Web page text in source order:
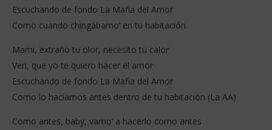
Escuchando de fondo La Mafia del Amor
Como cuando chingábamo’ en tu habitación
Mami, extraño tu olor, necesito tu calor
Ven, que yo te quiero hacer el amor
Escuchando de fondo La Mafia del Amor
Como lo hacíamos antes dentro de tu habitación (La AA)
Como antes, baby, vamo’ a hacerlo como antes